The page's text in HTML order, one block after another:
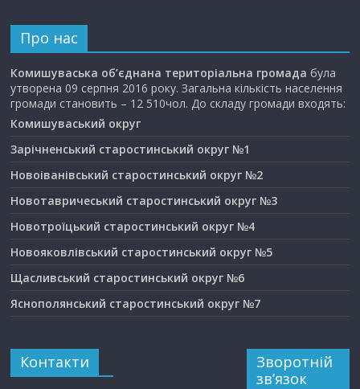
Про нас
Комишуваська об’єднана територіальна громада була
утворена 09 серпня 2016 року. Загальна кількість населення
громади становить – 12 510чол. До складу громади входять:
Комишуваський округ
Зарічненський старостинський округ №1
Новоіванівський старостинський округ №2
Новотавричеський старостинський округ №3
Новотроїцький старостинський округ №4
Новояковлівський старостинський округ №5
Щасливський старостинський округ №6
Яснополянський старостинський округ №7
Контакти
Зворотній
зв’язок